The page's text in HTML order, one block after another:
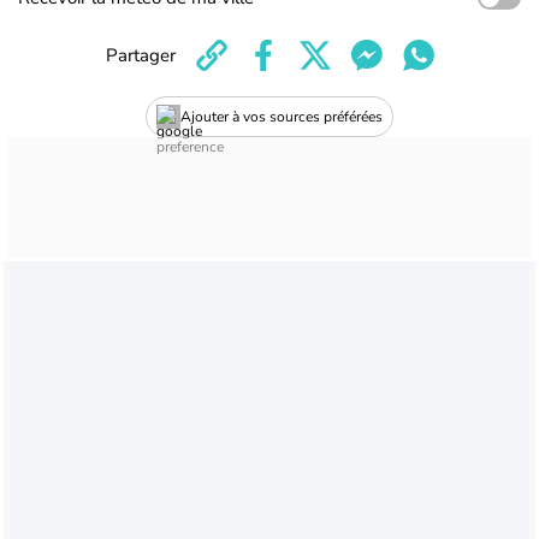
Ajouter à vos sources préférées
Partager